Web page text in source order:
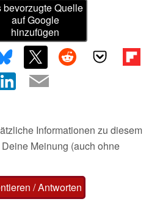
bevorzugte Quelle
auf Google
hinzufügen
Informationen zu diesem
Meinung (auch ohne
/ Antworten